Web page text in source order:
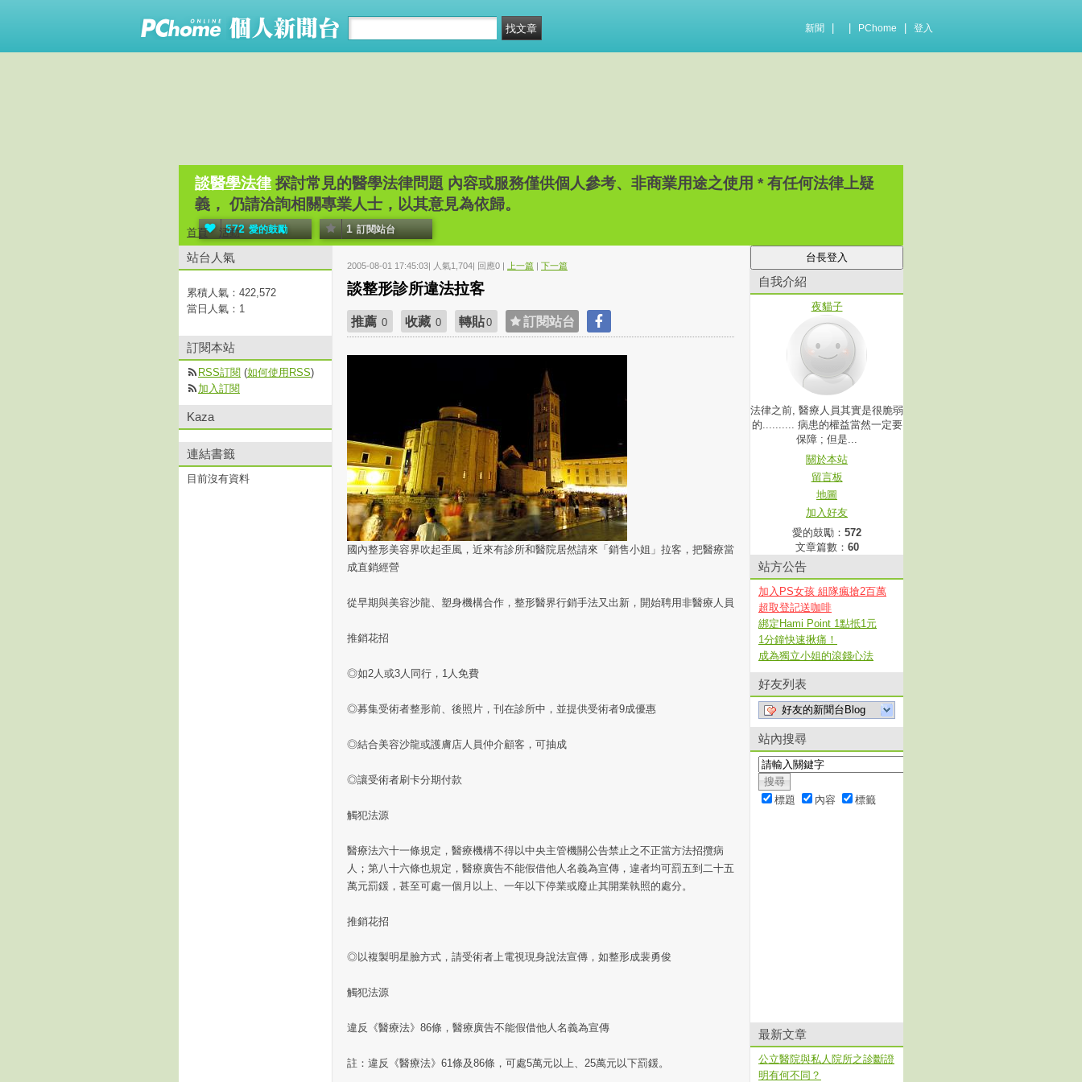
新聞 PChome 登入
談醫學法律 探討常見的醫學法律問題 內容或服務僅供個人參考、非商業用途之使用 * 有任何法律上疑
義， 仍請洽詢相關專業人士，以其意見為依歸。
572 愛的鼓勵 1 訂閱站台
首頁 活動
2005-08-01 17:45:03| 人氣1,704| 回應0 | 上一篇 | 下一篇
談整形診所違法拉客
推薦 0 收藏 0 轉貼0 訂閱站台
國內整形美容界吹起歪風，近來有診所和醫院居然請來「銷售小姐」拉客，把醫療當
成直銷經營
從早期與美容沙龍、塑身機構合作，整形醫界行銷手法又出新，開始聘用非醫療人員
推銷花招
◎如2人或3人同行，1人免費
◎募集受術者整形前、後照片，刊在診所中，並提供受術者9成優惠
◎結合美容沙龍或護膚店人員仲介顧客，可抽成
◎讓受術者刷卡分期付款
觸犯法源
醫療法六十一條規定，醫療機構不得以中央主管機關公告禁止之不正當方法招攬病
人；第八十六條也規定，醫療廣告不能假借他人名義為宣傳，違者均可罰五到二十五
萬元罰鍰，甚至可處一個月以上、一年以下停業或廢止其開業執照的處分。
推銷花招
◎以複製明星臉方式，請受術者上電視現身說法宣傳，如整形成裴勇俊
觸犯法源
違反《醫療法》86條，醫療廣告不能假借他人名義為宣傳
註：違反《醫療法》61條及86條，可處5萬元以上、25萬元以下罰鍰。
自我介紹
夜貓子
法律之前, 醫療人員其實是很脆弱
的.......... 病患的權益當然一定要
保障 ; 但是...
關於本站
留言板
地圖
加入好友
愛的鼓勵： 572
文章篇數： 60
站方公告
加入PS女孩 組隊瘋搶2百萬
超取登記送咖啡
綁定Hami Point 1點抵1元
1分鐘快速揪痛！
成為獨立小姐的滾錢心法
好友列表
好友的新聞台Blog
站內搜尋
標題 內容 標籤
最新文章
公立醫院與私人院所之診斷證
明有何不同？
站台人氣
累積人氣： 422,572
當日人氣： 1
訂閱本站
RSS訂閱 (如何使用RSS)
加入訂閱
Kaza
連結書籤
目前沒有資料